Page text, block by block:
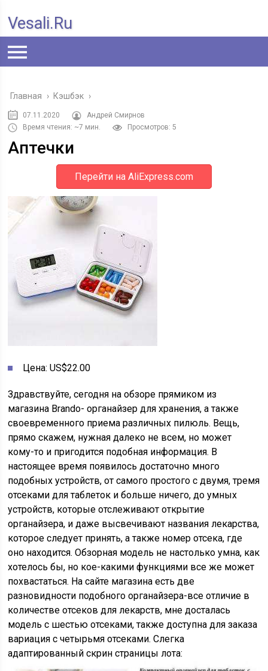
Vesali.ru
Главная › Кэшбэк ›
07.11.2020
Андрей Смирнов
Время чтения: ~7 мин.
Просмотров: 5
Аптечки
Перейти на AliExpress.com
Цена: US$22.00
Здравствуйте, сегодня на обзоре прямиком из
магазина Brando- органайзер для хранения, а также
своевременного приема различных пилюль. Вещь,
прямо скажем, нужная далеко не всем, но может
кому-то и пригодится подобная информация. В
настоящее время появилось достаточно много
подобных устройств, от самого простого с двумя, тремя
отсеками для таблеток и больше ничего, до умных
устройств, которые отслеживают открытие
органайзера, и даже высвечивают названия лекарства,
которое следует принять, а также номер отсека, где
оно находится. Обзорная модель не настолько умна, как
хотелось бы, но кое-какими функциями все же может
похвастаться. На сайте магазина есть две
разновидности подобного органайзера-все отличие в
количестве отсеков для лекарств, мне досталась
модель с шестью отсеками, также доступна для заказа
вариация с четырьмя отсеками. Слегка
адаптированный скрин страницы лота: